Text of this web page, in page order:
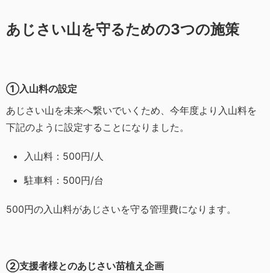
あじさい山を守るための3つの施策
①入山料の設定
あじさい山を未来へ繋いでいくため、今年度より入山料を
下記のように設定することになりました。
入山料：500円/人
駐車料：500円/台
500円の入山料があじさいを守る管理費になります。
②支援者様とのあじさい苗植え企画